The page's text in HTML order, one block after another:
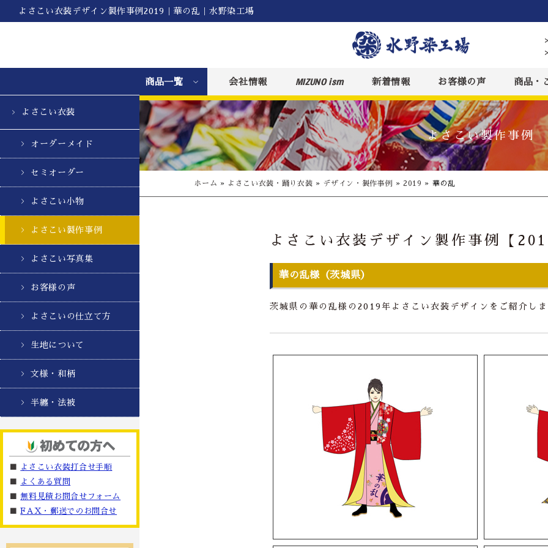
よさこい衣装デザイン製作事例2019｜華の乱｜水野染工場
商品一覧 会社情報 MIZUNO ism 新着情報 お客様の声 商品・
よさこい衣装
オーダーメイド
セミオーダー
よさこい小物
よさこい製作事例
よさこい写真集
お客様の声
よさこいの仕立て方
生地について
文様・和柄
半纏・法被
■
よさこい衣装打合せ手順
■
よくある質問
■無料見積お問合せフォーム
■FAX・郵送でのお問合せ
よさこい製作事例
ホーム » よさこい衣装・踊り衣装 » デザイン・製作事例 »2019 » 華の乱
よさこい衣装デザイン製作事例【
華の乱様（茨城県）
茨城県の華の乱様の2019年よさこい衣装デザインをご紹介し